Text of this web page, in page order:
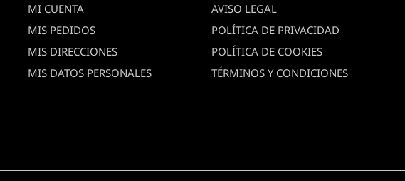
MI CUENTA
MIS PEDIDOS
MIS DIRECCIONES
MIS DATOS PERSONALES
AVISO LEGAL
POLÍTICA DE PRIVACIDAD
POLÍTICA DE COOKIES
TÉRMINOS Y CONDICIONES